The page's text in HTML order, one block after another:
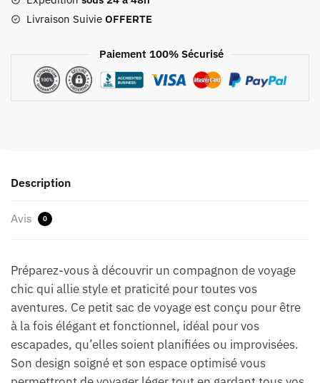
Livraison Suivie OFFERTE
Paiement 100% Sécurisé
Description
Avis 0
Préparez-vous à découvrir un compagnon de voyage
chic qui allie style et praticité pour toutes vos
aventures. Ce petit sac de voyage est conçu pour être
à la fois élégant et fonctionnel, idéal pour vos
escapades, qu’elles soient planifiées ou improvisées.
Son design soigné et son espace optimisé vous